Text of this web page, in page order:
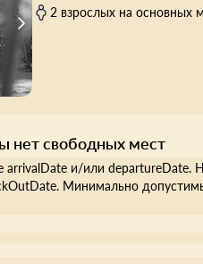
2 взрослых на основных
нет свободных мест
arrivalDate и/или departureDate.
Минимально